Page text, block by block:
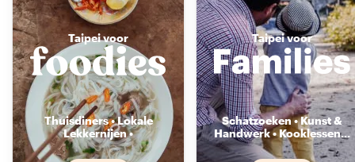
Taipei voor
Thuisdiners • Lokale
Lekkernijen •
Voedselmarkten...
Taipei voor
Schatzoeken • Kunst &
Handwerk • Kooklessen...